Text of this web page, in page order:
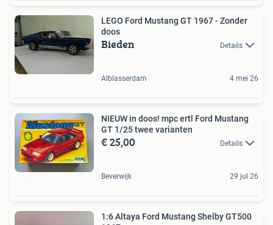
LEGO Ford Mustang GT 1967 - Zonder
doos
Bieden Details
Alblasserdam 4 mei 26
NIEUW in doos! mpc ertl Ford Mustang
GT 1/25 twee varianten
€ 25,00 Details
Beverwijk 29 jul 26
1:6 Altaya Ford Mustang Shelby GT500